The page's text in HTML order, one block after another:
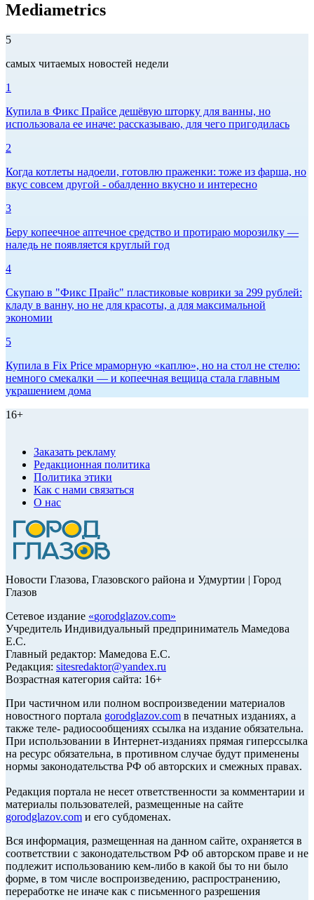
Mediametrics
5
самых читаемых новостей недели
1
Купила в Фикс Прайсе дешёвую шторку для ванны, но
использовала ее иначе: рассказываю, для чего пригодилась
2
Когда котлеты надоели, готовлю праженки: тоже из фарша, но
вкус совсем другой - обалденно вкусно и интересно
3
Беру копеечное аптечное средство и протираю морозилку —
наледь не появляется круглый год
4
Скупаю в "Фикс Прайс" пластиковые коврики за 299 рублей:
кладу в ванну, но не для красоты, а для максимальной
экономии
5
Купила в Fix Price мраморную «каплю», но на стол не стелю:
немного смекалки — и копеечная вещица стала главным
украшением дома
16+
Заказать рекламу
Редакционная политика
Политика этики
Как с нами связаться
О нас
Новости Глазова, Глазовского района и Удмуртии | Город
Глазов
Сетевое издание «gorodglazov.com»
Учредитель Индивидуальный предприниматель Мамедова
Е.С.
Главный редактор: Мамедова Е.С.
Редакция: sitesredaktor@yandex.ru
Возрастная категория сайта: 16+
При частичном или полном воспроизведении материалов
новостного портала gorodglazov.com в печатных изданиях, а
также теле- радиосообщениях ссылка на издание обязательна.
При использовании в Интернет-изданиях прямая гиперссылка
на ресурс обязательна, в противном случае будут применены
нормы законодательства РФ об авторских и смежных правах.
Редакция портала не несет ответственности за комментарии и
материалы пользователей, размещенные на сайте
gorodglazov.com и его субдоменах.
Вся информация, размещенная на данном сайте, охраняется в
соответствии с законодательством РФ об авторском праве и не
подлежит использованию кем-либо в какой бы то ни было
форме, в том числе воспроизведению, распространению,
переработке не иначе как с письменного разрешения